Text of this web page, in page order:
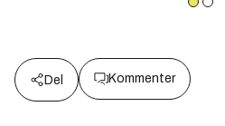
Del Kommenter